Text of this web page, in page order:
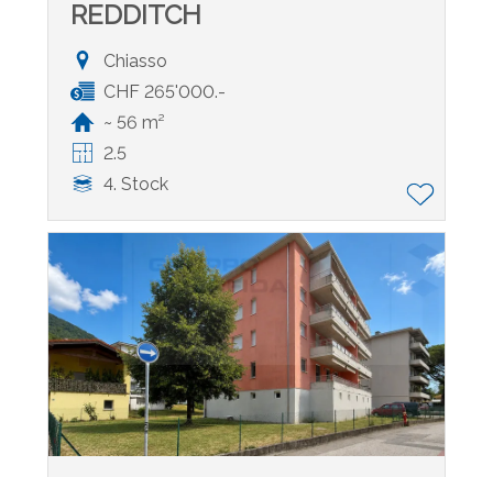
REDDITCH
Chiasso
CHF 265'000.-
~ 56 m²
2.5
4. Stock